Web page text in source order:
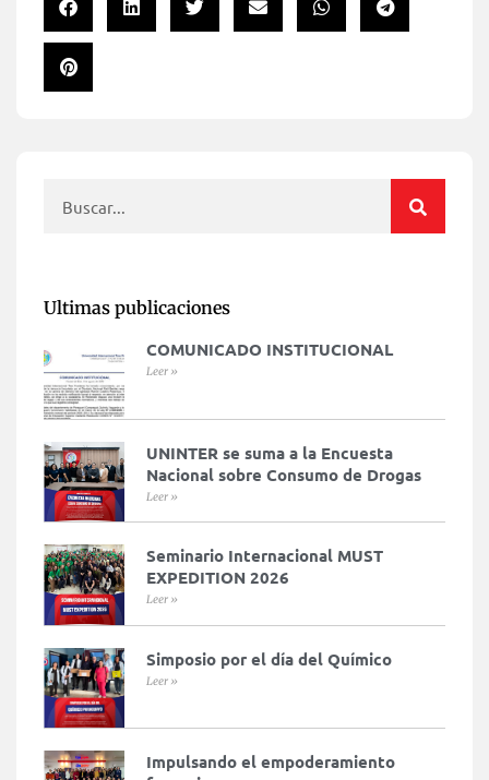
Ultimas publicaciones
COMUNICADO INSTITUCIONAL
Leer »
UNINTER se suma a la Encuesta
Nacional sobre Consumo de Drogas
Leer »
Seminario Internacional MUST
EXPEDITION 2026
Leer »
Simposio por el día del Químico
Leer »
Impulsando el empoderamiento